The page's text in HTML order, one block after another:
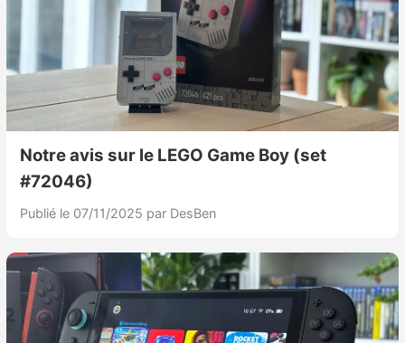
Notre avis sur le LEGO Game Boy (set
#72046)
Publié le 07/11/2025 par DesBen